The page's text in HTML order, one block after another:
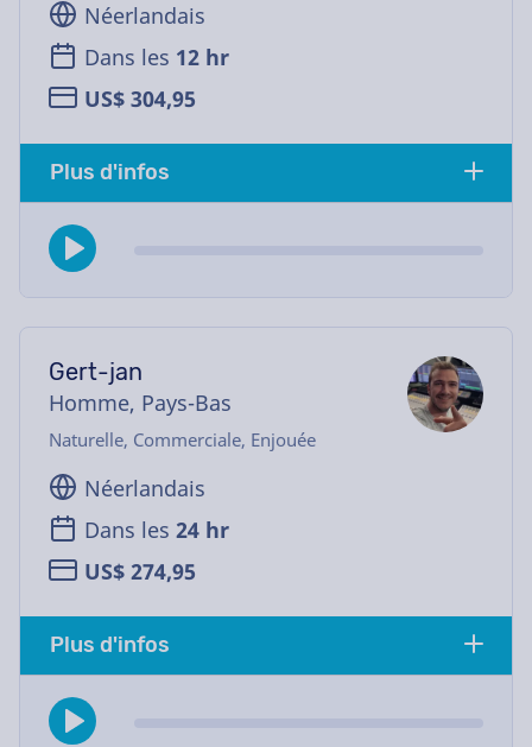
Néerlandais
Dans les 12 hr
US$ 304,95
Plus d'infos
Gert-jan
Homme, Pays-Bas
Naturelle, Commerciale, Enjouée
Néerlandais
Dans les 24 hr
US$ 274,95
Plus d'infos